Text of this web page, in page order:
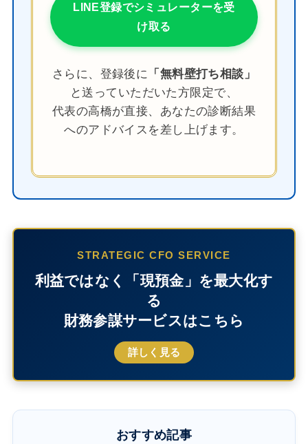
LINE登録でシミュレーターを受
け取る
さらに、登録後に 「無料壁打ち相談」
と送っていただいた方限定で、
代表の高橋が直接、あなたの診断結果
へのアドバイスを差し上げます。
STRATEGIC CFO SERVICE
利益ではなく「現預金」を最大化す
る
財務参謀サービスはこちら
詳しく見る
おすすめ記事